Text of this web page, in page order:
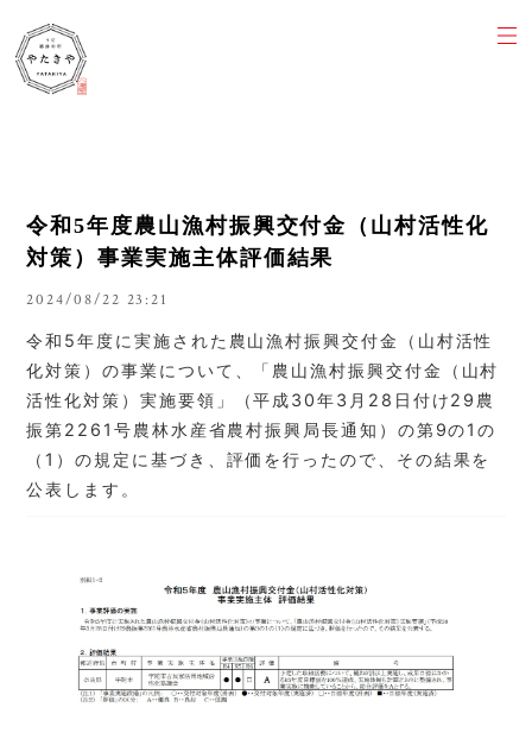
令和5年度農山漁村振興交付金（山村活性化
対策）事業実施主体評価結果
2024/08/22 23:21
令和5年度に実施された農山漁村振興交付金（山村活性
化対策）の事業について、「農山漁村振興交付金（山村
活性化対策）実施要領」（平成30年3月28日付け29農
振第2261号農林水産省農村振興局長通知）の第9の1の
（1）の規定に基づき、評価を行ったので、その結果を
公表します。